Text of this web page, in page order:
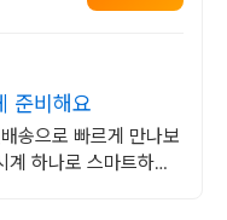
준비해요
송으로 빠르게 만나보
하나로 스마트하게